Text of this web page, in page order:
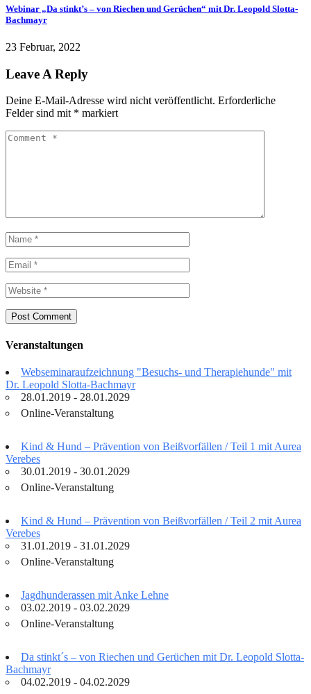
Webinar „Da stinkt’s – von Riechen und Gerüchen“ mit Dr. Leopold Slotta-
Bachmayr
23 Februar, 2022
Leave A Reply
Deine E-Mail-Adresse wird nicht veröffentlicht. Erforderliche
Felder sind mit * markiert
Veranstaltungen
Webseminaraufzeichnung "Besuchs- und Therapiehunde" mit
Dr. Leopold Slotta-Bachmayr
28.01.2019 - 28.01.2029
Online-Veranstaltung
Kind & Hund – Prävention von Beißvorfällen / Teil 1 mit Aurea
Verebes
30.01.2019 - 30.01.2029
Online-Veranstaltung
Kind & Hund – Prävention von Beißvorfällen / Teil 2 mit Aurea
Verebes
31.01.2019 - 31.01.2029
Online-Veranstaltung
Jagdhunderassen mit Anke Lehne
03.02.2019 - 03.02.2029
Online-Veranstaltung
Da stinkt´s – von Riechen und Gerüchen mit Dr. Leopold Slotta-
Bachmayr
04.02.2019 - 04.02.2029